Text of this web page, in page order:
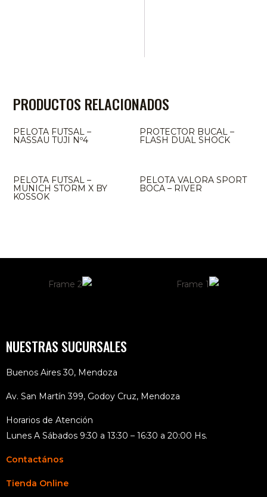
PRODUCTOS RELACIONADOS
PELOTA FUTSAL –
NASSAU TUJI Nº4
PROTECTOR BUCAL –
FLASH DUAL SHOCK
PELOTA FUTSAL –
MUNICH STORM X BY
KOSSOK
PELOTA VALORA SPORT
BOCA – RIVER
NUESTRAS SUCURSALES
Buenos Aires 30, Mendoza
Av. San Martín 399, Godoy Cruz, Mendoza
Horarios de Atención
Lunes A Sábados 9:30 a 13:30 – 16:30 a 20:00 Hs.
Contactános
Tienda Online